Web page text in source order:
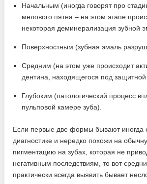
Начальным (иногда говорят про
мелового пятна – на этом этапе
некоторая деминерализация зубной
Поверхностным (зубная эмаль
Средним (на этом уже происходит
дентина, находящегося под
Глубоким (патологический процесс
пульповой камере зуба).
Если первые две формы бывают иногда
диагностике и нередко похожи на
пигментацию на зубах, которая не
негативным последствиям, то вот
практически всегда выявить бывает